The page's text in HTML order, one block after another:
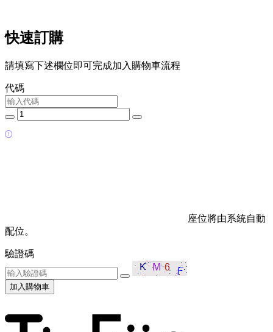
快速訂購
請填寫下述欄位即可完成加入購物車流程
代碼
座位將由系統自動
配位。
驗證碼
加入購物車